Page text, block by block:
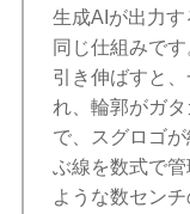
生成AIが出力
同じ仕組みで
引き伸ばすと
れ、輪郭がガ
で、スグロゴ
ぶ線を数式で
ような数セン